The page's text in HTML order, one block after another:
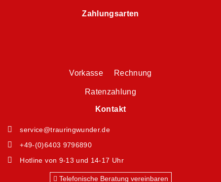
Zahlungsarten
Vorkasse Rechnung
Ratenzahlung
Kontakt
service@trauringwunder.de
+49-(0)6403 9796890
Hotline von 9-13 und 14-17 Uhr
Telefonische Beratung vereinbaren